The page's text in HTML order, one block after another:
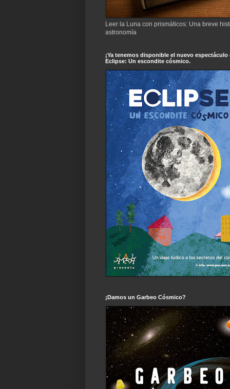
Leer la Luna con prismáticos: Una breve
astronomía
¡Ya tenemos disponible el nuevo
Eclipse: Un escondite cósmico.
¡Damos un Garbeo Cósmico?